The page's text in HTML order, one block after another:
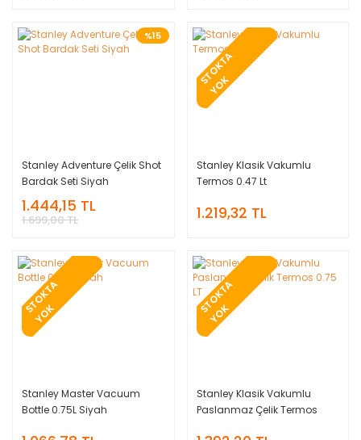
%15
Stanley Adventure Çelik Shot
Bardak Seti Siyah
1.444,15 TL
1.699,00 TL
S
T
O
K
T
A
Y
O
K
Stanley Klasik Vakumlu
Termos 0.47 Lt
1.219,32 TL
S
T
O
K
T
A
Y
O
K
Stanley Master Vacuum
Bottle 0.75L Siyah
S
T
O
K
T
A
Y
O
K
Stanley Klasik Vakumlu
Paslanmaz Çelik Termos